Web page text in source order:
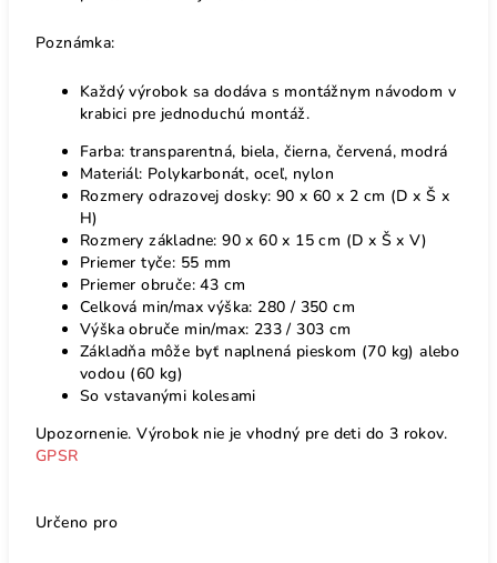
Poznámka:
Každý výrobok sa dodáva s montážnym návodom v
krabici pre jednoduchú montáž.
Farba: transparentná, biela, čierna, červená, modrá
Materiál: Polykarbonát, oceľ, nylon
Rozmery odrazovej dosky: 90 x 60 x 2 cm (D x Š x
H)
Rozmery základne: 90 x 60 x 15 cm (D x Š x V)
Priemer tyče: 55 mm
Priemer obruče: 43 cm
Celková min/max výška: 280 / 350 cm
Výška obruče min/max: 233 / 303 cm
Základňa môže byť naplnená pieskom (70 kg) alebo
vodou (60 kg)
So vstavanými kolesami
Upozornenie. Výrobok nie je vhodný pre deti do 3 rokov.
GPSR
Určeno pro